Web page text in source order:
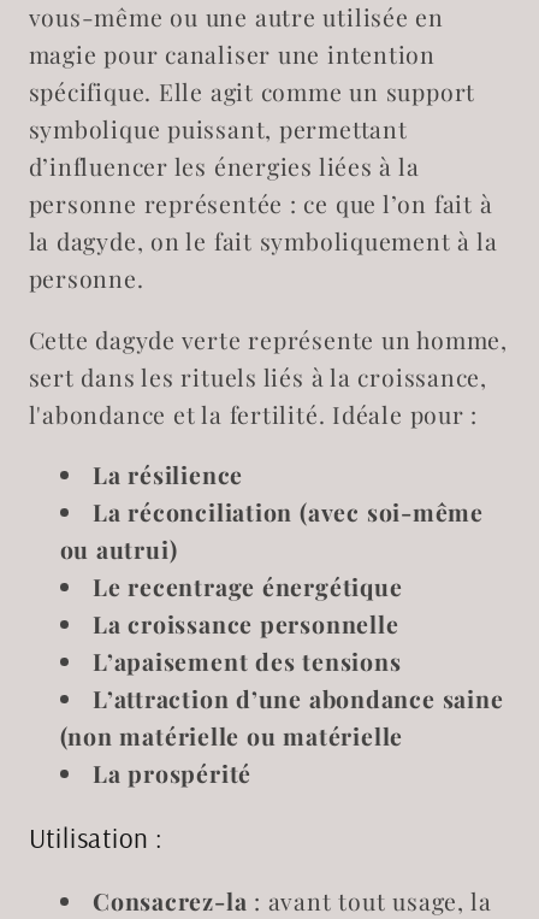
vous-même ou une autre utilisée en
magie pour canaliser une intention
spécifique. Elle agit comme un support
symbolique puissant, permettant
d’influencer les énergies liées à la
personne représentée : ce que l’on fait à
la dagyde, on le fait symboliquement à la
personne.
Cette dagyde verte représente un homme,
sert dans les rituels liés à la croissance,
l'abondance et la fertilité. Idéale pour :
La résilience
La réconciliation (avec soi-même
ou autrui)
Le recentrage énergétique
La croissance personnelle
L’apaisement des tensions
L’attraction d’une abondance saine
(non matérielle ou matérielle
La prospérité
Utilisation :
Consacrez-la : avant tout usage, la